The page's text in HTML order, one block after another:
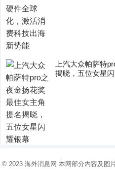
上汽大众帕萨特
揭晓，五位女星
© 2023 海外消息网 本网部分内容及图